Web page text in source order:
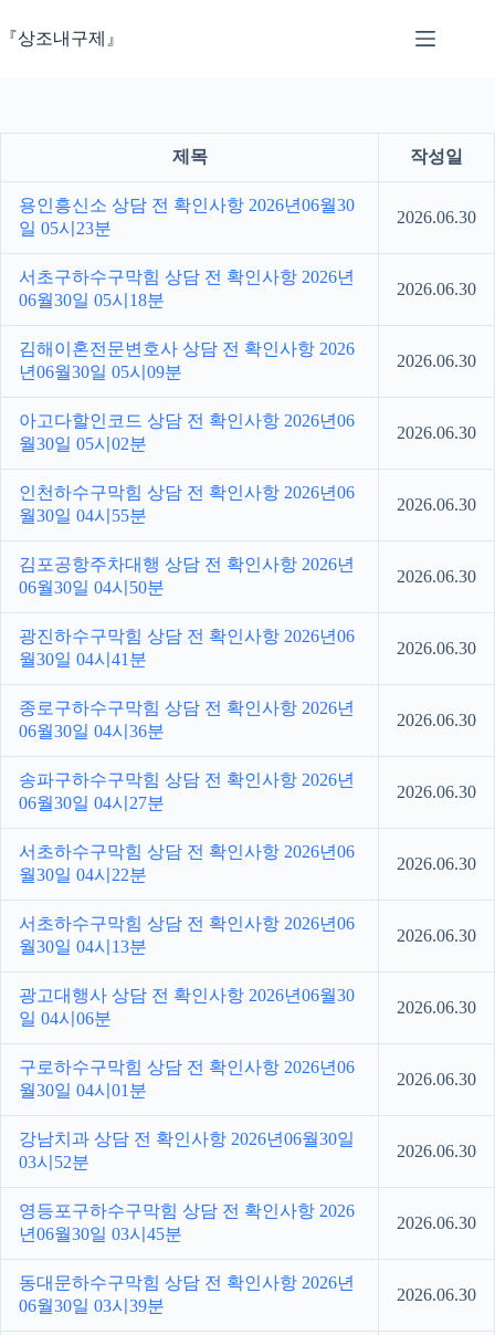
문『상조내구제』
제목 작성일
용인흥신소 상담 전 확인사항 2026년06월30
일 05시23분
2026.06.30
서초구하수구막힘 상담 전 확인사항 2026년
06월30일 05시18분
2026.06.30
김해이혼전문변호사 상담 전 확인사항 2026
년06월30일 05시09분
2026.06.30
아고다할인코드 상담 전 확인사항 2026년06
월30일 05시02분
2026.06.30
인천하수구막힘 상담 전 확인사항 2026년06
월30일 04시55분
2026.06.30
김포공항주차대행 상담 전 확인사항 2026년
06월30일 04시50분
2026.06.30
광진하수구막힘 상담 전 확인사항 2026년06
월30일 04시41분
2026.06.30
종로구하수구막힘 상담 전 확인사항 2026년
06월30일 04시36분
2026.06.30
송파구하수구막힘 상담 전 확인사항 2026년
06월30일 04시27분
2026.06.30
서초하수구막힘 상담 전 확인사항 2026년06
월30일 04시22분
2026.06.30
서초하수구막힘 상담 전 확인사항 2026년06
월30일 04시13분
2026.06.30
광고대행사 상담 전 확인사항 2026년06월30
일 04시06분
2026.06.30
구로하수구막힘 상담 전 확인사항 2026년06
월30일 04시01분
2026.06.30
강남치과 상담 전 확인사항 2026년06월30일
03시52분
2026.06.30
영등포구하수구막힘 상담 전 확인사항 2026
년06월30일 03시45분
2026.06.30
동대문하수구막힘 상담 전 확인사항 2026년
06월30일 03시39분
2026.06.30